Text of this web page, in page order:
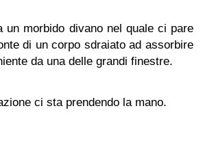
un morbido divano nel quale ci pare
di un corpo sdraiato ad assorbire
da una delle grandi finestre.
ci sta prendendo la mano.